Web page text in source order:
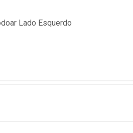
Lado Esquerdo